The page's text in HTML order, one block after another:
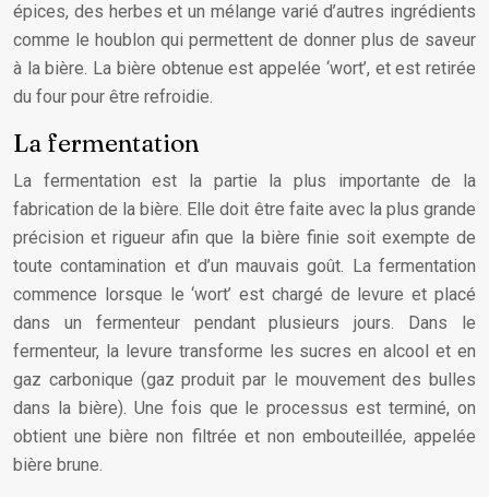
épices, des herbes et un mélange varié d’autres ingrédients
comme le houblon qui permettent de donner plus de saveur
à la bière. La bière obtenue est appelée ‘wort’, et est retirée
du four pour être refroidie.
La fermentation
La fermentation est la partie la plus importante de la
fabrication de la bière. Elle doit être faite avec la plus grande
précision et rigueur afin que la bière finie soit exempte de
toute contamination et d’un mauvais goût. La fermentation
commence lorsque le ‘wort’ est chargé de levure et placé
dans un fermenteur pendant plusieurs jours. Dans le
fermenteur, la levure transforme les sucres en alcool et en
gaz carbonique (gaz produit par le mouvement des bulles
dans la bière). Une fois que le processus est terminé, on
obtient une bière non filtrée et non embouteillée, appelée
bière brune.